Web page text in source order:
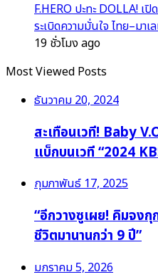
F.HERO ปะทะ DOLLA! เปิ
ระเบิดความมั่นใจ ไทย–มา
19 ชั่วโมง ago
Most Viewed Posts
ธันวาคม 20, 2024
สะเทือนเวที! Baby
แบ็กบนเวที “2024
กุมภาพันธ์ 17, 2025
“อีกวางซูเผย! คิมจงกุ
ชีวิตมานานกว่า 9 ปี”
มกราคม 5, 2026